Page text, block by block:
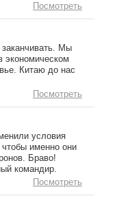
Посмотреть
Мы
экономическом
Китаю до нас
Посмотреть
условия
чтобы именно они
Браво!
командир.
Посмотреть